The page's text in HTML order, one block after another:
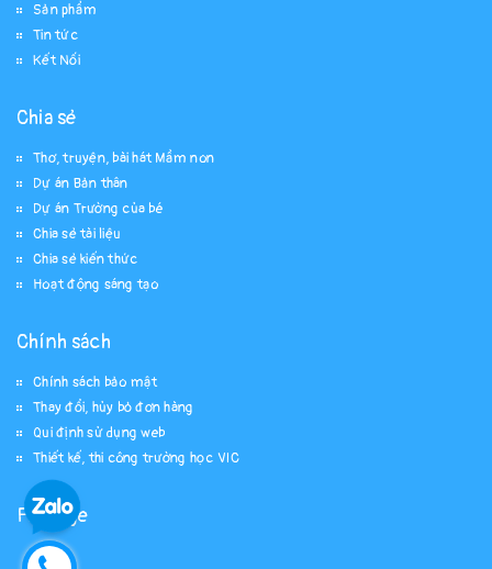
Sản phẩm
Tin tức
Kết Nối
Chia sẻ
Thơ, truyện, bài hát Mầm non
Dự án Bản thân
Dự án Trường của bé
Chia sẻ tài liệu
Chia sẻ kiến thức
Hoạt động sáng tạo
Chính sách
Chính sách bảo mật
Thay đổi, hủy bỏ đơn hàng
Qui định sử dụng web
Thiết kế, thi công trường học VIC
Fanpage